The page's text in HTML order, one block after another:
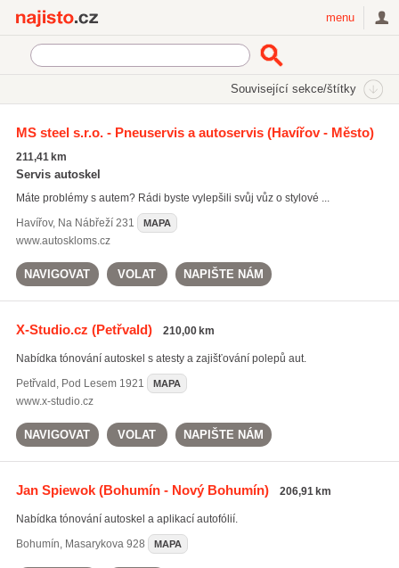
menu
Související sekce/štítky
Příslušenství a doplňky pro motorová vozidla
Autoskla a autofólie
On-line prodej autoskel a autofólií
MS steel s.r.o. - Pneuservis a autoservis(Havířov - Město)
211,41 km
Servis autoskel
Máte problémy s autem? Rádi byste vylepšili svůj vůz o stylové ...
Havířov, Na Nábřeží 231 MAPA
www.autoskloms.cz
NAVIGOVAT VOLAT NAPIŠTE NÁM
X-Studio.cz (Petřvald) 210,00 km
Nabídka tónování autoskel s atesty a zajišťování polepů aut.
Petřvald , Pod Lesem 1921 MAPA
www.x-studio.cz
NAVIGOVAT VOLAT NAPIŠTE NÁM
Jan Spiewok(Bohumín - Nový Bohumín) 206,91 km
Nabídka tónování autoskel a aplikací autofólií.
Bohumín, Masarykova 928 MAPA